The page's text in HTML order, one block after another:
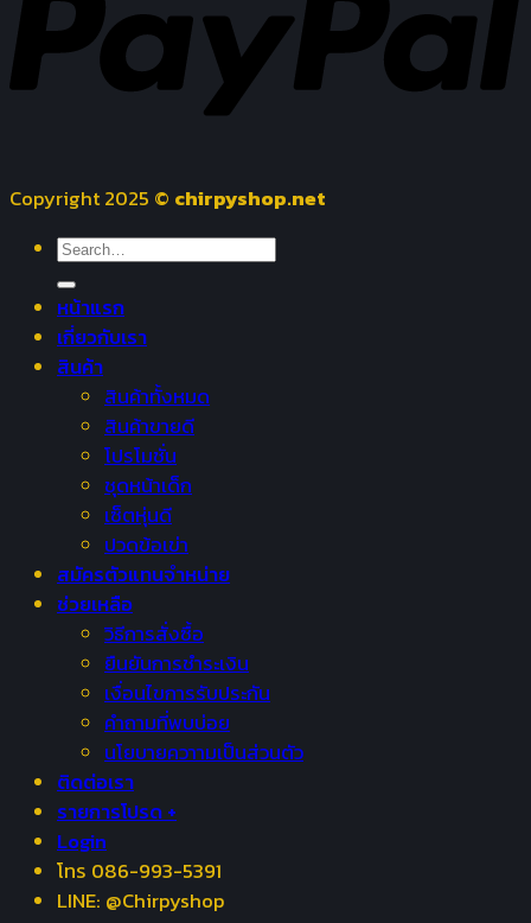
Copyright 2025 © chirpyshop.net
Search
for:
หน้าแรก
เกี่ยวกับเรา
สินค้า
สินค้าทั้งหมด
สินค้าขายดี
โปรโมชั่น
ชุดหน้าเด็ก
เซ็ตหุ่นดี
ปวดข้อเข่า
สมัครตัวแทนจำหน่าย
ช่วยเหลือ
วิธีการสั่งซื้อ
ยืนยันการชำระเงิน
เงื่อนไขการรับประกัน
คำถามที่พบบ่อย
นโยบายควาามเป็นส่วนตัว
ติดต่อเรา
รายการโปรด +
Login
โทร 086-993-5391
LINE: @Chirpyshop